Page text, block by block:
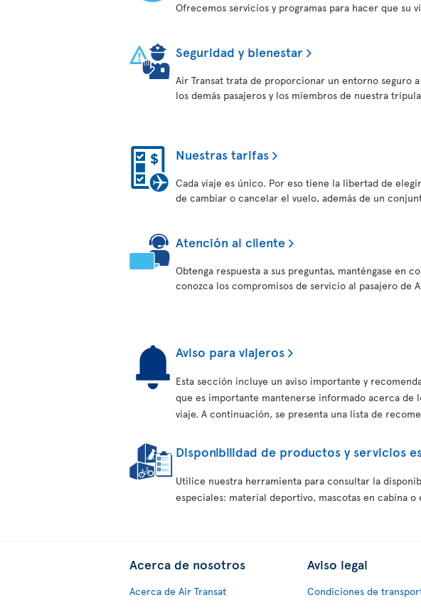
Ofrecemos servicios y programas para hacer que su
Seguridad y bienestar
Air Transat trata de proporcionar un entorno seguro
los demás pasajeros y los miembros de nuestra
Nuestras tarifas
Cada viaje es único. Por eso tiene la libertad de
de cambiar o cancelar el vuelo, además de un
Atención al cliente
Obtenga respuesta a sus preguntas, manténgase en
conozca los compromisos de servicio al pasajero de
Aviso para viajeros
Esta sección incluye un aviso importante y
que es importante mantenerse informado acerca de
viaje. A continuación, se presenta una lista de
Disponibilidad de productos y servicios
Utilice nuestra herramienta para consultar la
especiales: material deportivo, mascotas en cabina
Acerca de nosotros
Acerca de Air Transat
Aviso legal
Condiciones de